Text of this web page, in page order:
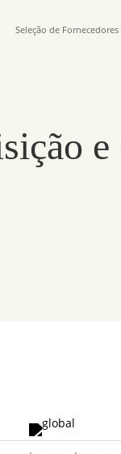
Seleção de Fornecedores